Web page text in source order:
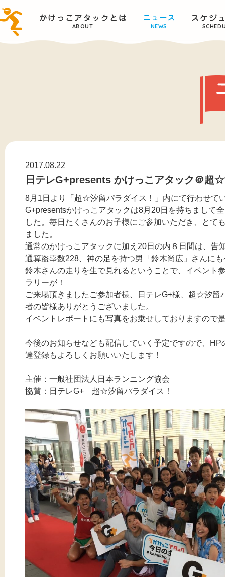
ABOUT NEWS
2017.08.22
日テレG+presents かけっこアタック＠超
8月1日より「超☆汐留パラダイス！」内にて行わせて
G+presentsかけっこアタックは8月20日を持ちまして
した。毎日たくさんのお子様にご参加いただき、とて
ました。
通常のかけっこアタックに加え20日の内８日間は、告
通算盗塁数228、神の足を持つ男「鈴木尚広」さんに
鈴木さんの走りを生で見れるということで、イベント
ラリーが！
ご来場頂きましたご参加者様、日テレG+様、超☆汐留
者の皆様ありがとうございました。
イベントレポートにも写真をお乗せしておりますので
今後のお知らせなども配信していく予定ですので、
達登録もよろしくお願いいたします！
主催：一般社団法人日本ランニング協会
協賛：日テレG+ 超☆汐留パラダイス！